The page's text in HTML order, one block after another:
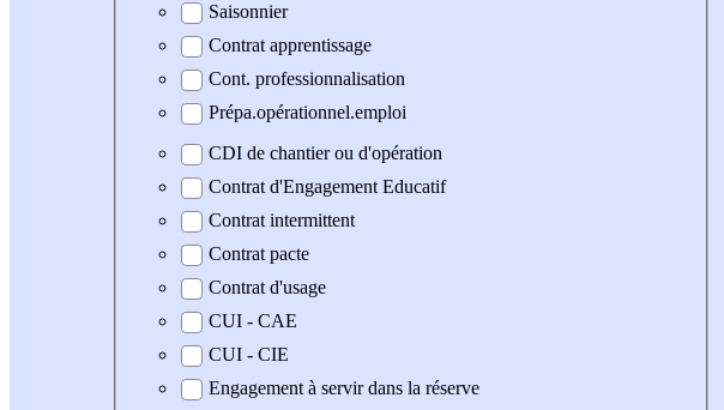
Saisonnier
Contrat apprentissage
Cont. professionnalisation
Prépa.opérationnel.emploi
CDI de chantier ou d'opération
Contrat d'Engagement Educatif
Contrat intermittent
Contrat pacte
Contrat d'usage
CUI - CAE
CUI - CIE
Engagement à servir dans la réserve